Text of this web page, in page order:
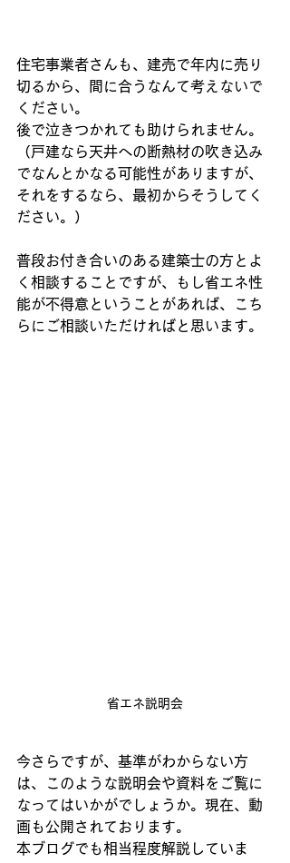
住宅事業者さんも、建売で年内に売り
切るから、間に合うなんて考えないで
ください。
後で泣きつかれても助けられません。
（戸建なら天井への断熱材の吹き込み
でなんとかなる可能性がありますが、
それをするなら、最初からそうしてく
ださい。）
普段お付き合いのある建築士の方とよ
く相談することですが、もし省エネ性
能が不得意ということがあれば、こち
らにご相談いただければと思います。
省エネ説明会
今さらですが、基準がわからない方
は、このような説明会や資料をご覧に
なってはいかがでしょうか。現在、動
画も公開されております。
本ブログでも相当程度解説していま